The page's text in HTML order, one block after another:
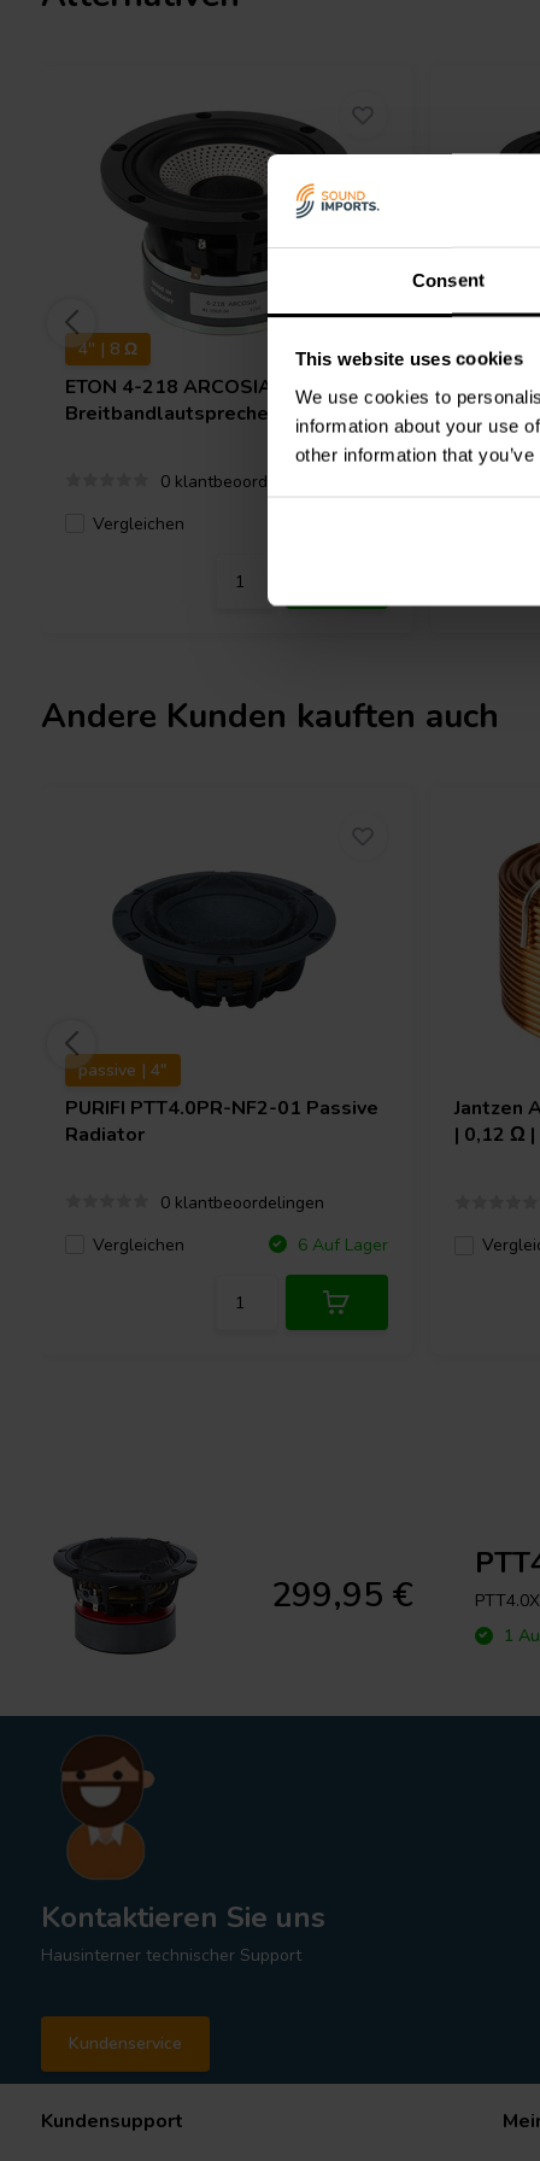
Consent
This website uses cookies
We use cookies to
information about your use
other information that
Der Mechanismus
Verbesserung
Modulation mit niedrigem
Der Strom durch die Schwingspule
Membranbewegung nicht verzerrt.
unabhängig von der Auslenkung
Konstanter Kraftfaktor
über die Auslenkung -
Bl(x)
Verhindert
bei großen Auslenkungen
Geringe Verzerrung der
Sickensstrahlung
Reduziert die durch die Sicke
Intermodulationsverzerrungen
Geringe magnetische
Reduziert harmonische und
magnetische Spuren des
: Warum ist die Sicke ungerade geformt?
: Dies ist die PURIFI Natural Sicke. Konventionelle Sicken
verformen. Die Form der Natural Sicke reduziert die Resonanzen
Membrankanten. Es mag seltsam aussehen, aber hier folgt die
4'' | 8 Ω
ETON 4-218 ARCOSIA
Breitbandlautsprecher
0 klantbeoordelingen
Vergleichen
4'' | 8 Ω
ETON4-
Andere Kunden kauften auch
passive | 4"
PURIFI PTT4.0PR-NF2-01 Passive
Radiator
0 klantbeoordelingen
Vergleichen
6 Auf Lager
Jantzen
| 0,12 Ω
299,95 €
1
Kontaktieren Sie uns
Hausinterner technischer Support
Kundenservice
Kundensupport